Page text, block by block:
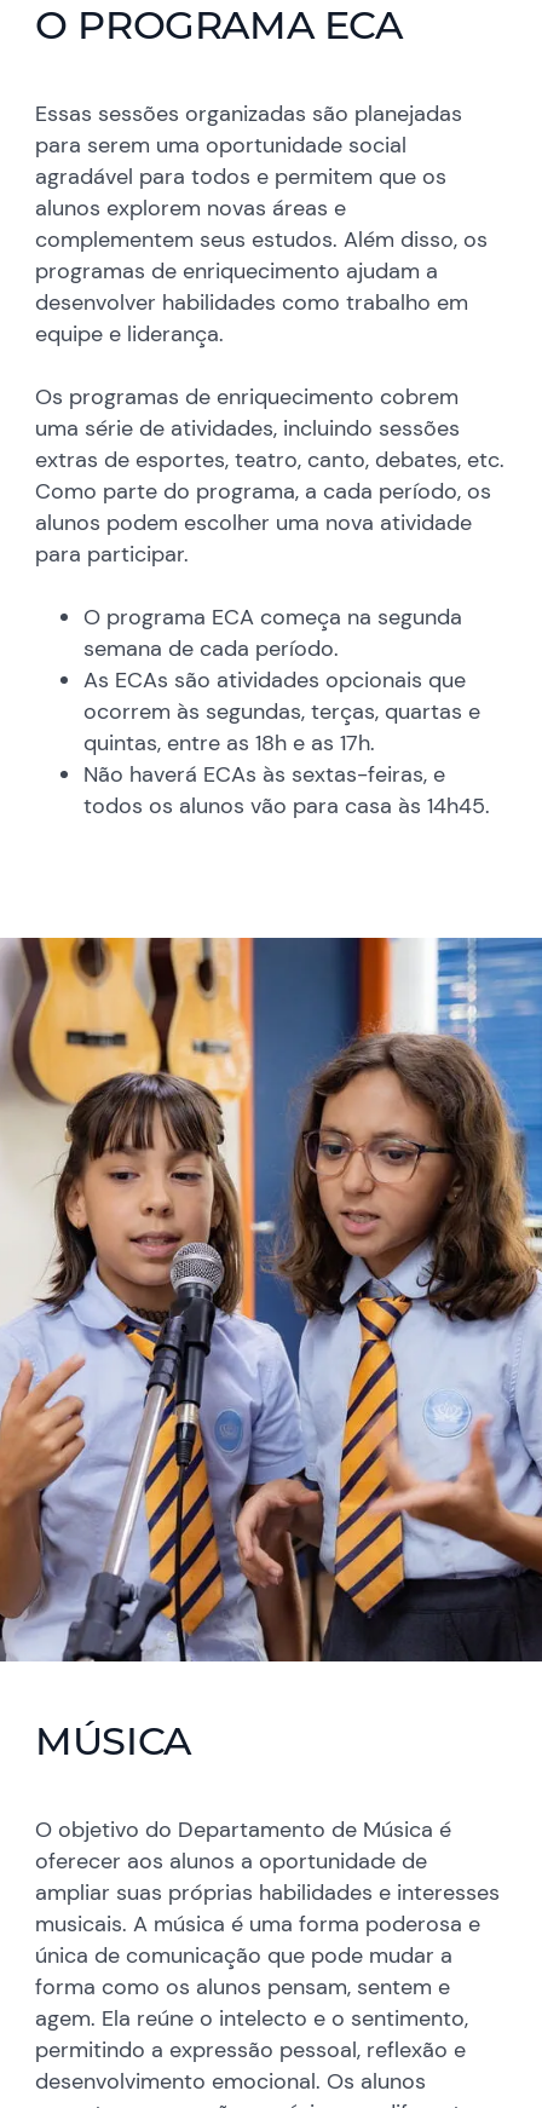
O PROGRAMA ECA
Essas sessões organizadas são planejadas
para serem uma oportunidade social
agradável para todos e permitem que os
alunos explorem novas áreas e
complementem seus estudos. Além disso, os
programas de enriquecimento ajudam a
desenvolver habilidades como trabalho em
equipe e liderança.
Os programas de enriquecimento cobrem
uma série de atividades, incluindo sessões
extras de esportes, teatro, canto, debates, etc.
Como parte do programa, a cada período, os
alunos podem escolher uma nova atividade
para participar.
O programa ECA começa na segunda
semana de cada período.
As ECAs são atividades opcionais que
ocorrem às segundas, terças, quartas e
quintas, entre as 18h e as 17h.
Não haverá ECAs às sextas-feiras, e
todos os alunos vão para casa às 14h45.
MÚSICA
O objetivo do Departamento de Música é
oferecer aos alunos a oportunidade de
ampliar suas próprias habilidades e interesses
musicais. A música é uma forma poderosa e
única de comunicação que pode mudar a
forma como os alunos pensam, sentem e
agem. Ela reúne o intelecto e o sentimento,
permitindo a expressão pessoal, reflexão e
desenvolvimento emocional. Os alunos